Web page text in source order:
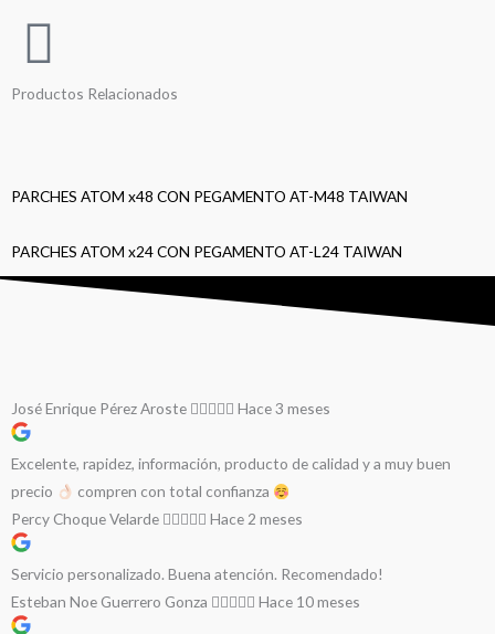
Productos Relacionados
PARCHES ATOM x48 CON PEGAMENTO AT-M48 TAIWAN
PARCHES ATOM x24 CON PEGAMENTO AT-L24 TAIWAN
José Enrique Pérez Aroste Hace 3 meses
Excelente, rapidez, información, producto de calidad y a muy buen
precio
compren con total confianza
Percy Choque Velarde
Hace 2 meses
Servicio personalizado. Buena atención. Recomendado!
Esteban Noe Guerrero Gonza
Hace 10 meses